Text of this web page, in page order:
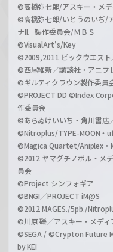
©高橋弥七郎/アスキー・メ
©高橋弥七郎/いとうのいぢ/
ナII』製作委員会/ＭＢＳ
©VisualArt's/Key
©2009,2011 ビックウエスト
©西尾維新／講談社・アニプ
©ギルティクラウン製作委員
©PROJECT DD ©Index
作委員会
©あらゐけいいち・角川書店
©Nitroplus/TYPE-MOON・
©Magica Quartet/Aniplex・
©2012 ヤマグチノボル・メ
員会
©Project シンフォギア
©BNGI／PROJECT iM@S
©2012 MAGES./5pb./
©川原 礫／アスキー・メデ
©SEGA / ©Crypton Future
by KEI